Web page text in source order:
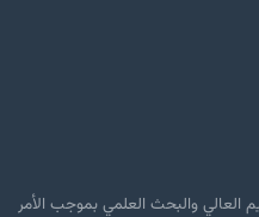
العالي والبحث العلمي بموجب الأمر